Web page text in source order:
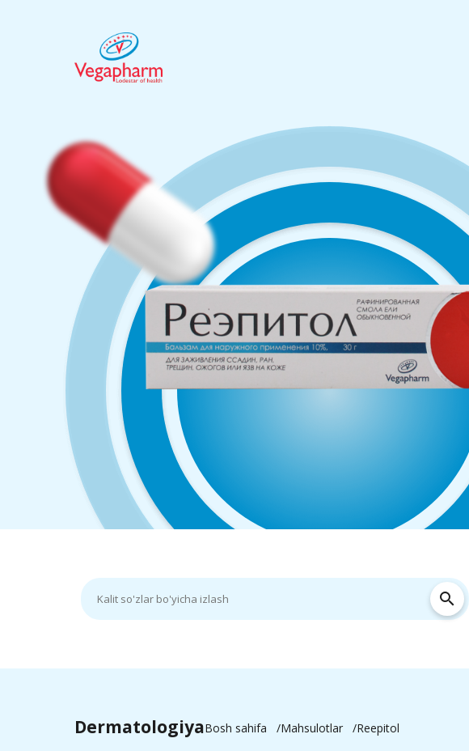
search
DermatologiyaBosh sahifa Mahsulotlar Reepitol